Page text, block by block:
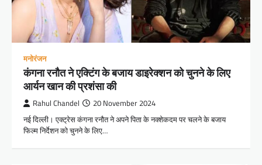
मनोरंजन
कंगना रनौत ने एक्टिंग के बजाय डाइरेक्शन को चुनने के लिए
आर्यन खान की प्रशंसा की
Rahul Chandel 20 November 2024
नई दिल्ली। एक्ट्रेस कंगना रनौत ने अपने पिता के नक्शेकदम पर चलने के बजाय
फिल्म निर्देशन को चुनने के लिए…